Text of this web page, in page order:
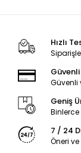
Hızlı
Güvenli
Güvenli
Geniş
7 / 24
Öneri